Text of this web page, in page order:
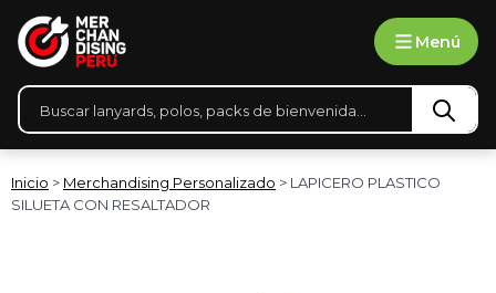
Menú
Búsqueda
Inicio > Merchandising Personalizado > LAPICERO PLASTICO
SILUETA CON RESALTADOR